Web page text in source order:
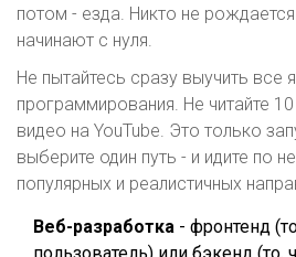
потом - езда. Никто не
начинают с нуля.
Не пытайтесь сразу выучить все
программирования. Не читайте
видео на YouTube. Это только
выберите один путь - и идите по
популярных и реалистичных
Веб-разработка - фронтенд